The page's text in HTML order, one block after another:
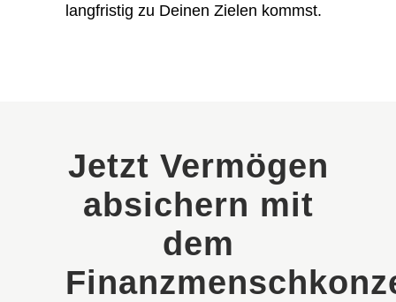
langfristig zu Deinen Zielen kommst.
Jetzt Vermögen
absichern mit
dem